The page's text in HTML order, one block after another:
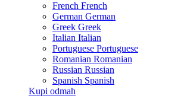
French French
German German
Greek Greek
Italian Italian
Portuguese Portuguese
Romanian Romanian
Russian Russian
Spanish Spanish
Kupi odmah